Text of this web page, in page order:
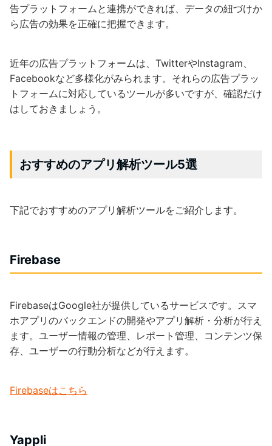
告プラットフォームと連携ができれば、データの紐づけか
ら広告の効果を正確に把握できます。
近年の広告プラットフォームは、TwitterやInstagram、
Facebookなど多様化がみられます。それらの広告プラッ
トフォームに対応しているツールが多いですが、確認だけ
はしておきましょう。
おすすめのアプリ解析ツール5選
下記でおすすめのアプリ解析ツールをご紹介します。
Firebase
FirebaseはGoogle社が提供しているサービスです。スマ
ホアプリのバックエンドの開発やアプリ解析・分析が行え
ます。ユーザー情報の管理、レポート管理、コンテンツ保
存、ユーザーの行動分析などが行えます。
Firebaseはこちら
Yappli